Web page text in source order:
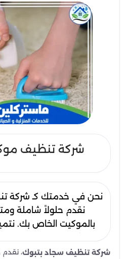
شركة تنظيف
نحن في خدمتك كـ شركة
نقدم حلولاً شاملة
بالموكيت الخاص بك.
خصيصًا لتلبية
شركة تنظيف سجاد بتبوك، نقدم